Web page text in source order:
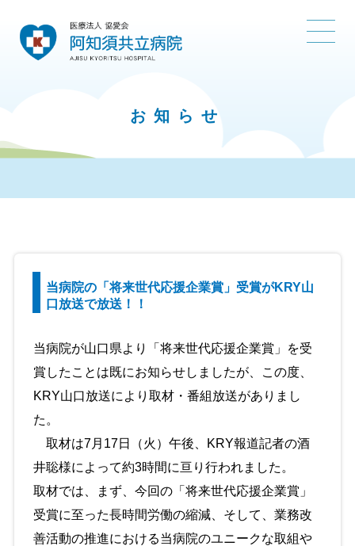
お知らせ
当病院の「将来世代応援企業賞」受賞がKRY山
口放送で放送！！
当病院が山口県より「将来世代応援企業賞」を受
賞したことは既にお知らせしましたが、この度、
KRY山口放送により取材・番組放送がありまし
た。
取材は7月17日（火）午後、KRY報道記者の酒
井聡様によって約3時間に亘り行われました。
取材では、まず、今回の「将来世代応援企業賞」
受賞に至った長時間労働の縮減、そして、業務改
善活動の推進における当病院のユニークな取組や